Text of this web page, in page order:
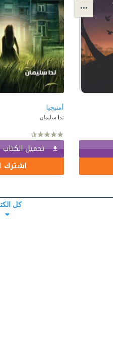
أمنيجيا
ندا سليمان
تحميل الكتاب
اشترك
كل